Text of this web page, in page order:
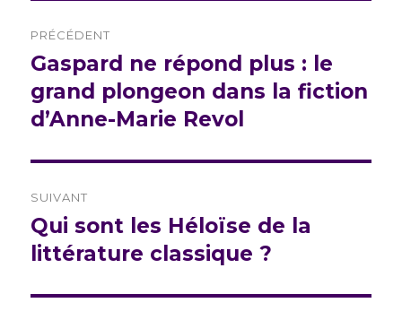
de
l’article
PRÉCÉDENT
Publication
précédente :
Gaspard ne répond plus : le
grand plongeon dans la fiction
d’Anne-Marie Revol
SUIVANT
Publication
suivante :
Qui sont les Héloïse de la
littérature classique ?